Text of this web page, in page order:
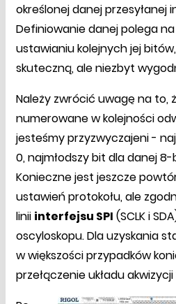
określonej danej przesyłanej
Definiowanie danej polega
ustawianiu kolejnych jej
skuteczną, ale niezbyt
Należy zwrócić uwagę na to,
numerowane w kolejności
jesteśmy przyzwyczajeni -
0, najmłodszy bit dla danej
Konieczne jest jeszcze
ustawień protokołu, ale
linii interfejsu SPI (SCLK i
oscyloskopu. Dla uzyskania
w większości przypadków
przełączenie układu